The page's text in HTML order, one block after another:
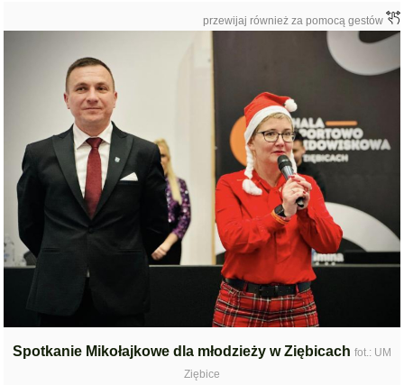
przewijaj również za pomocą gestów
Spotkanie Mikołajkowe dla młodzieży w Ziębicach fot.: UM
Ziębice